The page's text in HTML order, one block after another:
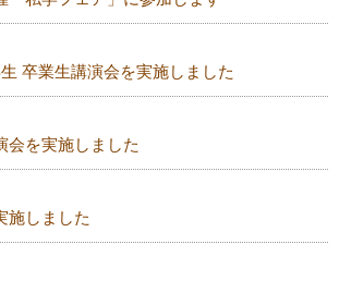
卒業生講演会を実施しました
会を実施しました
施しました